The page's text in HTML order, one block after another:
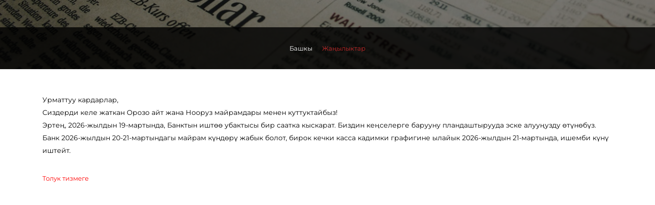
Башкы Жаңылыктар
Урматтуу кардарлар,
Сиздерди келе жаткан Орозо айт жана Нооруз майрамдары менен куттуктайбыз!
Эртең, 2026-жылдын 19-мартында, Банктын иштөө убактысы бир саатка кыскарат. Биздин кеңселерге барууну пландаштырууда эске алууңузду өтүнөбүз.
Банк 2026-жылдын 20-21-мартындагы майрам күндөрү жабык болот, бирок кечки касса кадимки графигине ылайык 2026-жылдын 21-мартында, ишемби күнү
иштейт.
Толук тизмеге